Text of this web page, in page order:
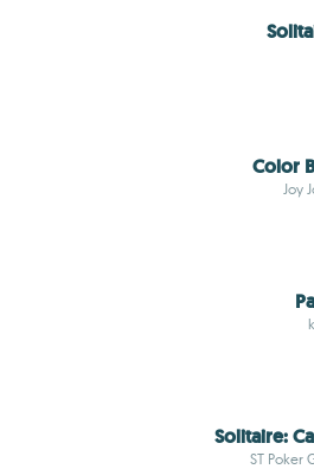
Color
Joy
Solitaire:
ST Poker